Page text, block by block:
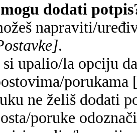
dodati
napraviti/
.
upalio/la opciju
porukama
ne želiš dodati
poruke